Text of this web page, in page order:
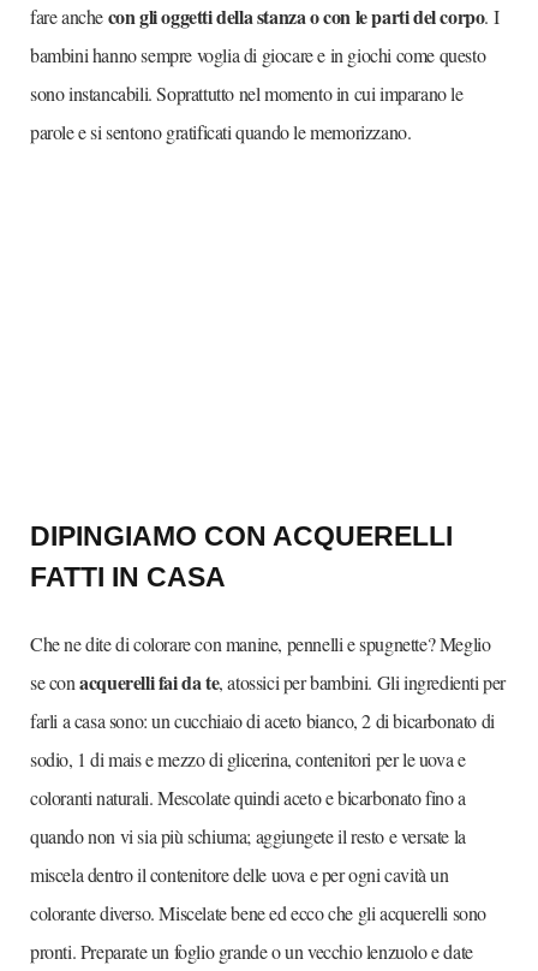
fare anchecon gli oggetti della stanza o con le parti del corpo. I
bambini hanno sempre voglia di giocare e in giochi come questo
sono instancabili. Soprattutto nel momento in cui imparano le
parole e si sentono gratificati quando le memorizzano.
DIPINGIAMO CON ACQUERELLI
FATTI IN CASA
Che ne dite di colorare con manine, pennelli e spugnette? Meglio
se conacquerelli fai da te, atossici per bambini. Gli ingredienti per
farli a casa sono: un cucchiaio di aceto bianco, 2 di bicarbonato di
sodio, 1 di mais e mezzo di glicerina, contenitori per le uova e
coloranti naturali. Mescolate quindi aceto e bicarbonato fino a
quando non vi sia più schiuma; aggiungete il resto e versate la
miscela dentro il contenitore delle uova e per ogni cavità un
colorante diverso. Miscelate bene ed ecco che gli acquerelli sono
pronti. Preparate un foglio grande o un vecchio lenzuolo e date